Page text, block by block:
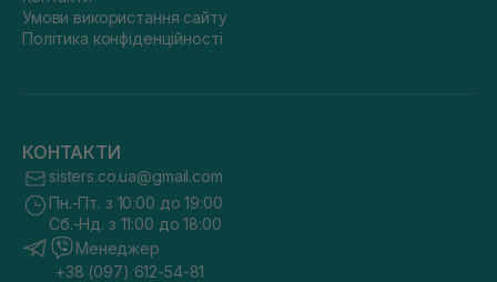
Умови використання сайту
Політика конфіденційності
КОНТАКТИ
sisters.co.ua@gmail.com
Пн.-Пт. з 10:00 до 19:00
Сб.-Нд. з 11:00 до 18:00
Менеджер
+38 (097) 612-54-81